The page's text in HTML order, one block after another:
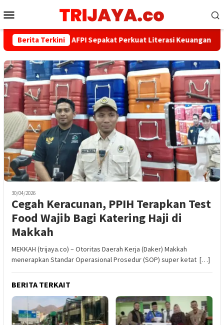
ke
Mobile
Berita Terkini
PWI dan AFPI Sepakat Perkuat Literasi Keuangan Digital
30/04/2026
Cegah Keracunan, PPIH Terapkan Test
Food Wajib Bagi Katering Haji di
Makkah
MEKKAH (trijaya.co) – Otoritas Daerah Kerja (Daker) Makkah
menerapkan Standar Operasional Prosedur (SOP) super ketat […]
BERITA TERKAIT